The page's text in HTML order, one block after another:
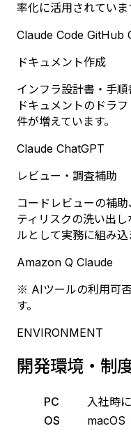
率化に活用されていま
Claude Code GitHub
ドキュメント作成
インフラ設計書・手
ドキュメントのドラ
件が増えています。
Claude ChatGPT
レビュー・調査補助
コードレビューの補
ティリスクの洗い出
ルとして実務に組み込
Amazon Q Claude
※ AIツールの利用可
す。
ENVIRONMENT
開発環境・制
PC
入社時
OS
macOS